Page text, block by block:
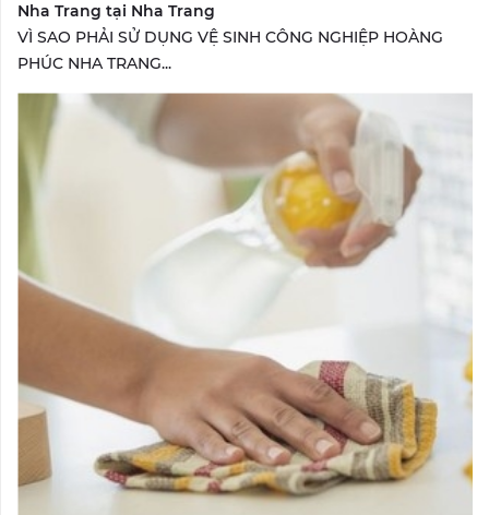
Nha Trang tại Nha Trang
VÌ SAO PHẢI SỬ DỤNG VỆ SINH CÔNG NGHIỆP HOÀNG
PHÚC NHA TRANG...